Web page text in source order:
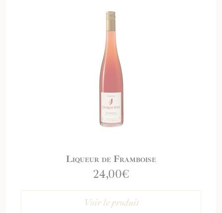
Liqueur de Framboise
24,00€
Voir le produit